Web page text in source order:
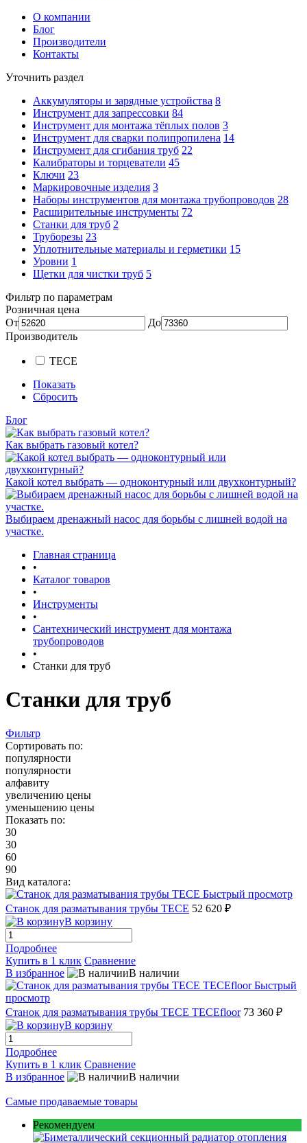
О компании
Блог
Производители
Контакты
Уточнить раздел
Аккумуляторы и зарядные устройства 8
Инструмент для запрессовки 84
Инструмент для монтажа тёплых полов 3
Инструмент для сварки полипропилена 14
Инструмент для сгибания труб 22
Калибраторы и торцеватели 45
Ключи 23
Маркировочные изделия 3
Наборы инструментов для монтажа трубопроводов 28
Расширительные инструменты 72
Станки для труб 2
Труборезы 23
Уплотнительные материалы и герметики 15
Уровни 1
Щетки для чистки труб 5
Фильтр по параметрам
Розничная цена
От
До
Производитель
TECE
Показать
Сбросить
Блог
Как выбрать газовый котел?
Какой котел выбрать — одноконтурный или двухконтурный?
Выбираем дренажный насос для борьбы с лишней водой на
участке.
Главная страница
•
Каталог товаров
•
Инструменты
•
Сантехнический инструмент для монтажа
трубопроводов
•
Станки для труб
Станки для труб
Фильтр
Сортировать по:
популярности
популярности
алфавиту
увеличению цены
уменьшению цены
Показать по:
30
30
60
90
Вид каталога:
Быстрый просмотр
Станок для разматывания трубы TECE 52 620 ₽
В корзину
Подробнее
Купить в 1 клик Сравнение
В избранное
В наличии
Быстрый
просмотр
Станок для разматывания трубы TECE TECEfloor 73 360 ₽
В корзину
Подробнее
Купить в 1 клик Сравнение
В избранное
В наличии
Самые продаваемые товары
Рекомендуем